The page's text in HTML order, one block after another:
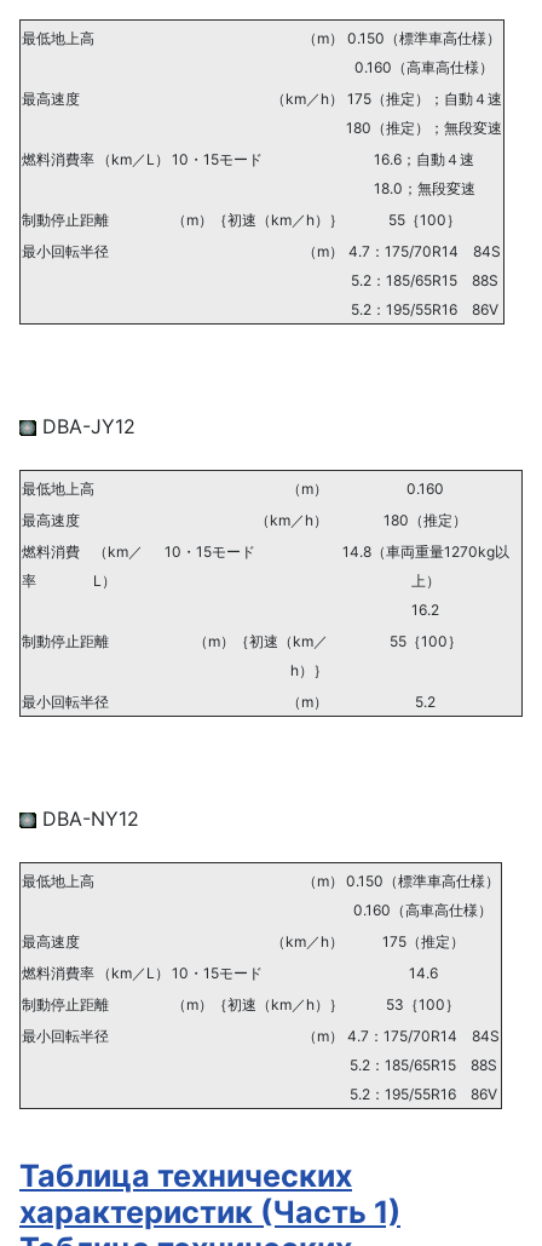
最低地上高 （m）
0.150（標準車高仕様）
0.160（高車高仕様）
最高速度
（km／h）
175（推定）；自動４速
180（推定）；無段変速
燃料消費率 （km／L） 10・15モード
16.6；自動４速
18.0；無段変速
制動停止距離
（m）｛初速（km／h）｝
55｛100｝
最小回転半径
（m）
4.7：175/70R14 84S
5.2：185/65R15 88S
5.2：195/55R16 86V
DBA-JY12
最低地上高 （m）
0.160
最高速度
（km／h）
180（推定）
燃料消費
率
（km／
L）
10・15モード
14.8（車両重量1270kg以
上）
16.2
制動停止距離
（m）｛初速（km／
h）｝
55｛100｝
最小回転半径 （m） 5.2
DBA-NY12
最低地上高 （m） 0.150（標準車高仕様）
0.160（高車高仕様）
最高速度
（km／h）
175（推定）
燃料消費率 （km／L） 10・15モード
14.6
制動停止距離
（m）｛初速（km／h）｝
53｛100｝
最小回転半径
（m）
4.7：175/70R14 84S
5.2：185/65R15 88S
5.2：195/55R16 86V
Таблица технических
характеристик (Часть 1)